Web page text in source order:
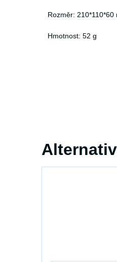
Rozměr: 210*110*60
Hmotnost: 52 g